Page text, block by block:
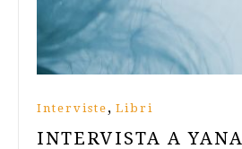
Interviste , Libri
INTERVISTA A YANA